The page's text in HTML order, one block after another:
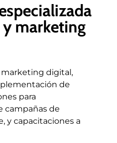
marketing
marketing digital,
de
para
campañas de
y capacitaciones a